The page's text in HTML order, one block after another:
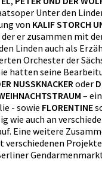
Unter den
von KALIF STORCH
der er zusammen mit
Linden auch als
Orchester der
hatten seine
NUSSKNACKERoder
–
- sowie FLORENTINE
wie auch an
Eine weitere
verschiedenen